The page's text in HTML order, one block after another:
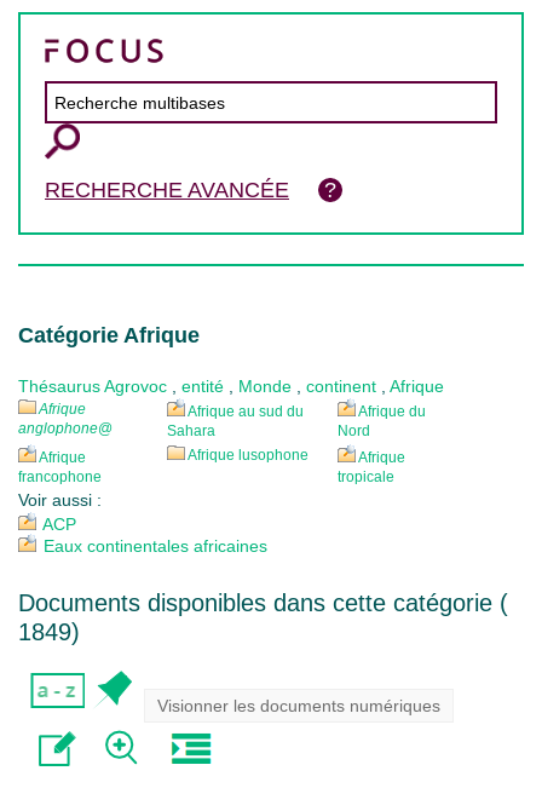
RECHERCHE AVANCÉE
Catégorie Afrique
Thésaurus Agrovoc entité Monde continent Afrique
Afrique
anglophone@
Afrique au sud du
Sahara
Afrique du
Nord
Afrique
francophone
Afrique lusophone
Afrique
tropicale
Voir aussi :
ACP
Eaux continentales africaines
Documents disponibles dans cette catégorie (
1849)
Visionner les documents numériques